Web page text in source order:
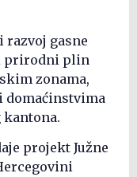
razvoj gasne
prirodni plin
zonama,
domaćinstvima
kantona.
projekt Južne